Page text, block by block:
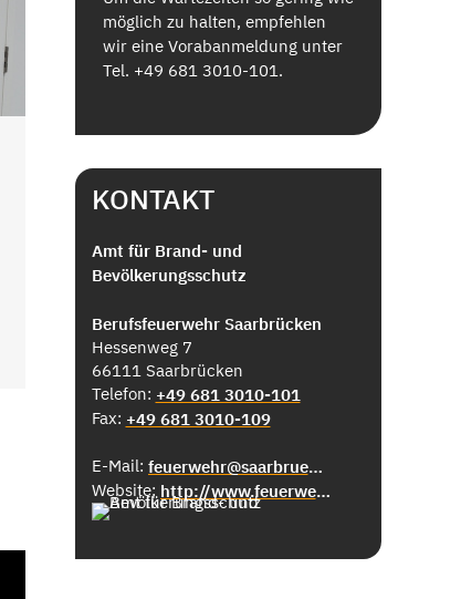
möglich zu halten, empfehlen
wir eine Vorabanmeldung unter
Tel. +49 681 3010-101.
KONTAKT
Amt für Brand- und
Bevölkerungsschutz
Berufsfeuerwehr Saarbrücken
Hessenweg 7
66111 Saarbrücken
Telefon: +49 681 3010-101
Fax: +49 681 3010-109
E-Mail:
feuerwehr@saarbruecken.de
Website:
http://www.feuerwehr-saarbruecken.de